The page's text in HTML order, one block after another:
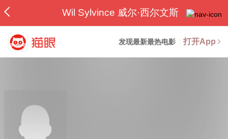
Wil Sylvince 威尔·西尔文斯
发现最新最热电影 打开App